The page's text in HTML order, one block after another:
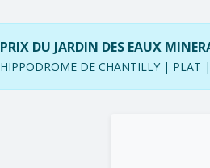
PRIX DU JARDIN DES EAUX
HIPPODROME DE CHANTILLY | PLAT